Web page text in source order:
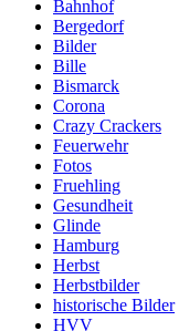
Bahnhof
Bergedorf
Bilder
Bille
Bismarck
Corona
Crazy Crackers
Feuerwehr
Fotos
Fruehling
Gesundheit
Glinde
Hamburg
Herbst
Herbstbilder
historische Bilder
HVV